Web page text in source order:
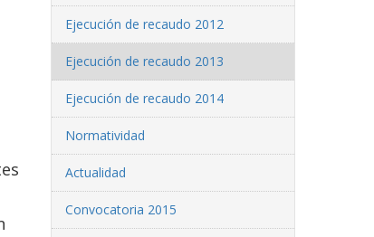
Ejecución de recaudo 2012
Ejecución de recaudo 2013
Ejecución de recaudo 2014
Normatividad
Actualidad
Convocatoria 2015